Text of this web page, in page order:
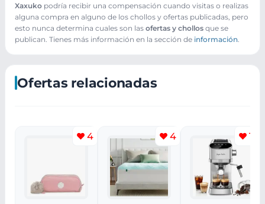
Xaxuko podría recibir una compensación cuando visitas o realizas
alguna compra en alguno de los chollos y ofertas publicadas, pero
esto nunca determina cuales son las ofertas y chollos que se
publican. Tienes más información en la sección de información.
Ofertas relacionadas
4 4 14